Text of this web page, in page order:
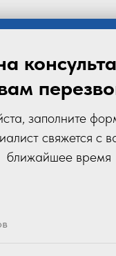
заполните
свяжется с
ближайшее время